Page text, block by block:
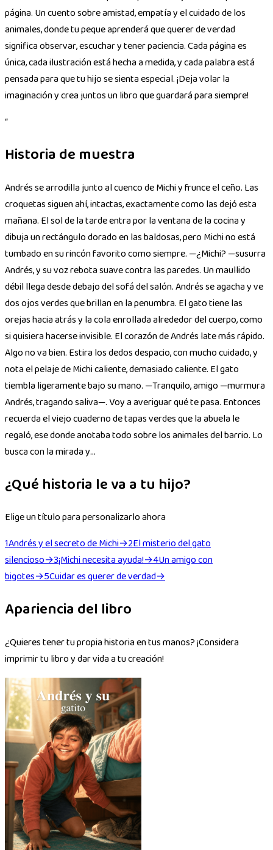
página. Un cuento sobre amistad, empatía y el cuidado de los
animales, donde tu peque aprenderá que querer de verdad
significa observar, escuchar y tener paciencia. Cada página es
única, cada ilustración está hecha a medida, y cada palabra está
pensada para que tu hijo se sienta especial. ¡Deja volar la
imaginación y crea juntos un libro que guardará para siempre!
“
Historia de muestra
Andrés se arrodilla junto al cuenco de Michi y frunce el ceño. Las
croquetas siguen ahí, intactas, exactamente como las dejó esta
mañana. El sol de la tarde entra por la ventana de la cocina y
dibuja un rectángulo dorado en las baldosas, pero Michi no está
tumbado en su rincón favorito como siempre. —¿Michi? —susurra
Andrés, y su voz rebota suave contra las paredes. Un maullido
débil llega desde debajo del sofá del salón. Andrés se agacha y ve
dos ojos verdes que brillan en la penumbra. El gato tiene las
orejas hacia atrás y la cola enrollada alrededor del cuerpo, como
si quisiera hacerse invisible. El corazón de Andrés late más rápido.
Algo no va bien. Estira los dedos despacio, con mucho cuidado, y
nota el pelaje de Michi caliente, demasiado caliente. El gato
tiembla ligeramente bajo su mano. —Tranquilo, amigo —murmura
Andrés, tragando saliva—. Voy a averiguar qué te pasa. Entonces
recuerda el viejo cuaderno de tapas verdes que la abuela le
regaló, ese donde anotaba todo sobre los animales del barrio. Lo
busca con la mirada y...
¿Qué historia le va a tu hijo?
Elige un título para personalizarlo ahora
1Andrés y el secreto de Michi→2El misterio del gato
silencioso→3¡Michi necesita ayuda!→4Un amigo con
bigotes→5Cuidar es querer de verdad→
Apariencia del libro
¿Quieres tener tu propia historia en tus manos? ¡Considera
imprimir tu libro y dar vida a tu creación!